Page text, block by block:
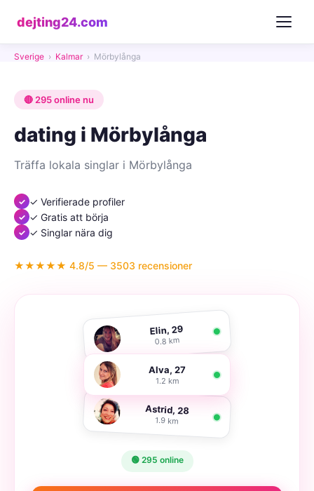
dejting24.com
Sverige › Kalmar › Mörbylånga
🔴 295 online nu
dating i Mörbylånga
Träffa lokala singlar i Mörbylånga
✓ Verifierade profiler
✓ Gratis att börja
✓ Singlar nära dig
★★★★★ 4.8/5 — 3503 recensioner
Elin, 29
0.8 km
Alva, 27
1.2 km
Astrid, 28
1.9 km
🟢 295 online